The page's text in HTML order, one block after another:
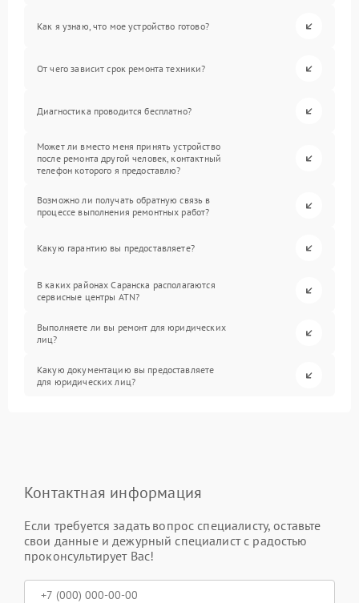
Как я узнаю, что мое устройство готово?
От чего зависит срок ремонта техники?
Диагностика проводится бесплатно?
Может ли вместо меня принять устройство
после ремонта другой человек, контактный
телефон которого я предоставлю?
Возможно ли получать обратную связь в
процессе выполнения ремонтных работ?
Какую гарантию вы предоставляете?
В каких районах Саранска располагаются
сервисные центры ATN?
Выполняете ли вы ремонт для юридических
лиц?
Какую документацию вы предоставляете
для юридических лиц?
Контактная информация
Если требуется задать вопрос специалисту, оставьте
свои данные и дежурный специалист с радостью
проконсультирует Вас!